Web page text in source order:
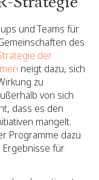
und Teams für
des
der
neigt dazu, sich
zu
von sich
dass es den
mangelt.
Programme dazu
Ergebnisse für